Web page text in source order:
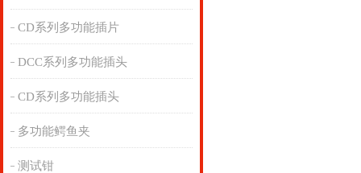
CD系列多功能插片
DCC系列多功能插头
CD系列多功能插头
多功能鳄鱼夹
测试钳